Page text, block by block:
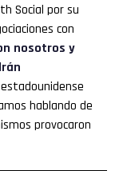
Social por su
con
nosotros y
hablando de
provocaron